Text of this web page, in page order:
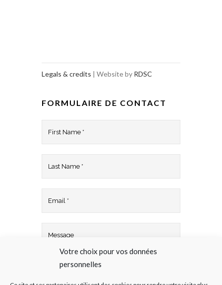
Votre choix pour vos données
personnelles
Legals & credits | Website by RDSC
FORMULAIRE DE CONTACT